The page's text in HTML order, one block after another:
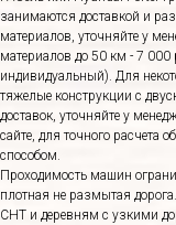
занимаются доставкой и
материалов, уточняйте у
материалов до 50 км - 7 000
индивидуальный). Для
тяжелые конструкции с
доставок, уточняйте у
сайте, для точного расчета
способом.
Проходимость машин
плотная не размытая
СНТ и деревням с узкими